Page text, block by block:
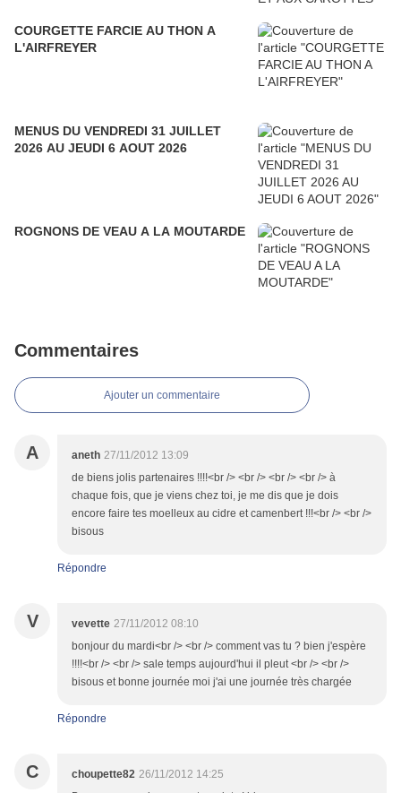
COURGETTE FARCIE AU THON A
L'AIRFREYER
MENUS DU VENDREDI 31 JUILLET
2026 AU JEUDI 6 AOUT 2026
ROGNONS DE VEAU A LA MOUTARDE
Commentaires
Ajouter un commentaire
A aneth 27/11/2012 13:09
de biens jolis partenaires !!!!<br /> <br /> <br /> <br /> à
chaque fois, que je viens chez toi, je me dis que je dois
encore faire tes moelleux au cidre et camenbert !!!<br /> <br />
bisous
Répondre
V vevette 27/11/2012 08:10
bonjour du mardi<br /> <br /> comment vas tu ? bien j'espère
!!!!<br /> <br /> sale temps aujourd'hui il pleut <br /> <br />
bisous et bonne journée moi j'ai une journée très chargée
Répondre
C choupette82 26/11/2012 14:25